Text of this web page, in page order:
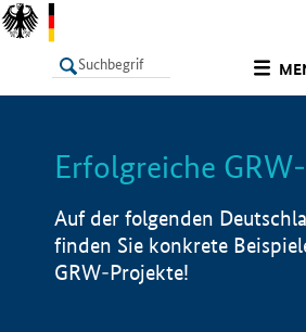
LISTE
Erfolgreiche
Auf der folgenden
finden Sie konkrete
GRW-Projekte!